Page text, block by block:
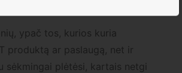
ypač tos, kurios kuria
produktą ar paslaugą, net ir
sėkmingai plėtėsi, kartais netgi